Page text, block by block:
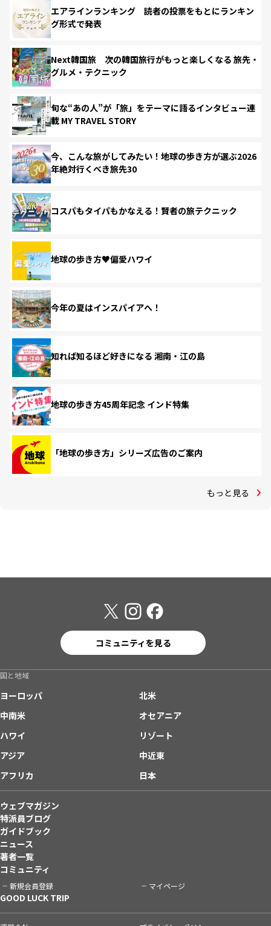
エアラインランキング 読者の投票をもとにランキン
グ形式で発表
Next韓国旅 次の韓国旅行がもっと楽しくなる 旅先・
グルメ・テクニック
旬な“あの人”が「旅」をテーマに語るインタビュー連
載 MY TRAVEL STORY
今、こんな旅がしてみたい！地球の歩き方が選ぶ2026
年絶対行くべき旅先30
コスパもタイパもかなえる！賢者の旅テクニック
地球の歩き方♥偏愛ハワイ
今年の夏はインスパイアへ！
知れば知るほど好きになる 湘南・江の島
地球の歩き方45周年記念 インド特集
「地球の歩き方」シリーズ広告のご案内
もっと見る
コミュニティを見る
国と地域
ヨーロッパ
北米
中南米
オセアニア
ハワイ
リゾート
アジア
中近東
アフリカ
日本
ウェブマガジン
特派員ブログ
ガイドブック
ニュース
著者一覧
コミュニティ
新規会員登録 マイページ
GOOD LUCK TRIP